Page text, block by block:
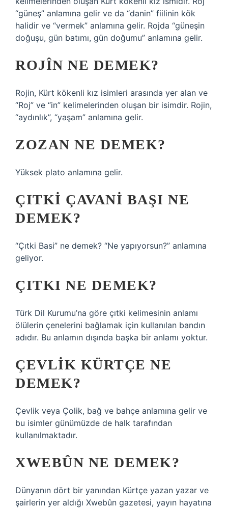
“güneş” anlamına gelir ve da “danin” fiilinin kök
halidir ve “vermek” anlamına gelir. Rojda “güneşin
doğuşu, gün batımı, gün doğumu” anlamına gelir.
ROJÎN NE DEMEK?
Rojin, Kürt kökenli kız isimleri arasında yer alan ve
“Roj” ve “in” kelimelerinden oluşan bir isimdir. Rojin,
“aydınlık”, “yaşam” anlamına gelir.
ZOZAN NE DEMEK?
Yüksek plato anlamına gelir.
ÇITKI ÇAVANI BAŞI NE
DEMEK?
“Çıtki Basi” ne demek? “Ne yapıyorsun?” anlamına
geliyor.
ÇITKI NE DEMEK?
Türk Dil Kurumu’na göre çıtki kelimesinin anlamı
ölülerin çenelerini bağlamak için kullanılan bandın
adıdır. Bu anlamın dışında başka bir anlamı yoktur.
ÇEVLIK KÜRTÇE NE
DEMEK?
Çevlik veya Çolik, bağ ve bahçe anlamına gelir ve
bu isimler günümüzde de halk tarafından
kullanılmaktadır.
XWEBÛN NE DEMEK?
Dünyanın dört bir yanından Kürtçe yazan yazar ve
şairlerin yer aldığı Xwebûn gazetesi, yayın hayatına